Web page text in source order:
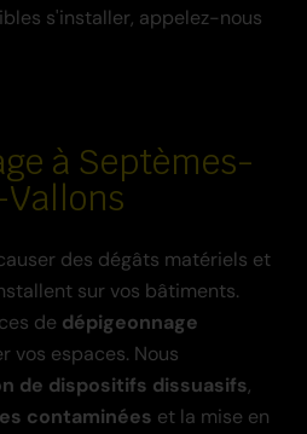
s'installer, appelez-nous
à Septèmes-
des dégâts matériels et
sur vos bâtiments.
de dépigeonnage
vos espaces. Nous
de dispositifs dissuasifs,
contaminées et la mise en